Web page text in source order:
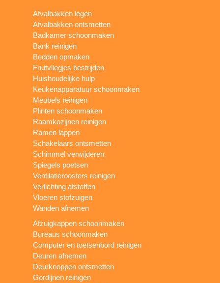
Afvalbakken legen
Afvalbakken ontsmetten
Badkamer schoonmaken
Bank reinigen
Bedden opmaken
Fruitvliegjes bestrijden
Huishoudelijke hulp
Keukenapparatuur schoonmaken
Meubels reinigen
Plinten schoonmaken
Raamkozijnen reinigen
Ramen lappen
Schakelaars ontsmetten
Schimmel verwijderen
Spiegels poetsen
Ventilatieroosters reinigen
Verlichting afstoffen
Vloeren stofzuigen
Wanden afnemen
Afzuigkappen schoonmaken
Bureaus schoonmaken
Computer en toetsenbord reinigen
Deuren afnemen
Deurknoppen ontsmetten
Gordijnen reinigen